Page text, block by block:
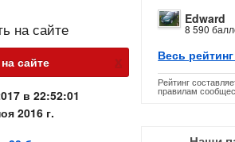
Edward
8 590
Весь
Рейтинг
правилам
на сайте
сайте х
в 22:52:01
2016 г.